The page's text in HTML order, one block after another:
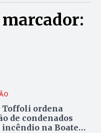
Toffoli ordena
de condenados
incêndio na Boate